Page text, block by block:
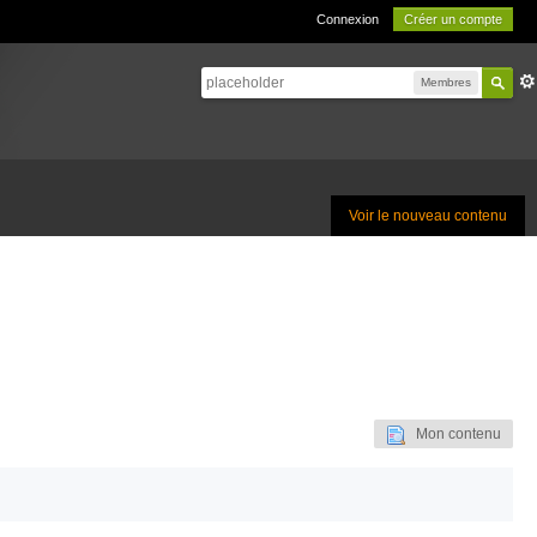
Connexion Créer un compte
Membres
Voir le nouveau contenu
Mon contenu